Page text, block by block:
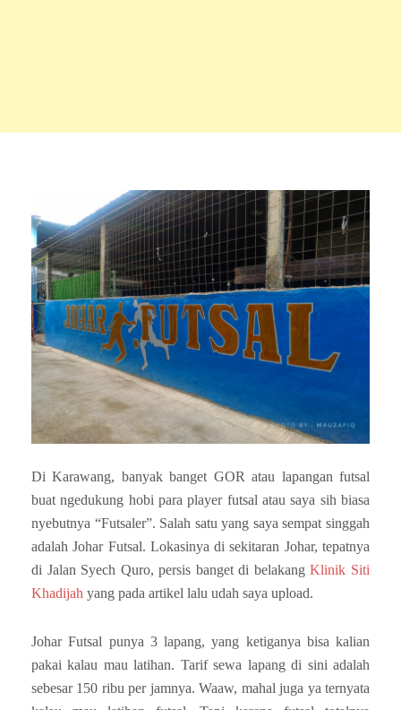
Di Karawang, banyak banget GOR atau lapangan futsal
buat ngedukung hobi para player futsal atau saya sih biasa
nyebutnya “Futsaler”. Salah satu yang saya sempat singgah
adalah Johar Futsal. Lokasinya di sekitaran Johar, tepatnya
di Jalan Syech Quro, persis banget di belakangKlinik Siti
Khadijah yang pada artikel lalu udah saya upload.
Johar Futsal punya 3 lapang, yang ketiganya bisa kalian
pakai kalau mau latihan. Tarif sewa lapang di sini adalah
sebesar 150 ribu per jamnya. Waaw, mahal juga ya ternyata